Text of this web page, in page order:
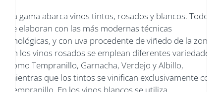
La gama abarca vinos tintos, rosados y blancos. Todos
se elaboran con las más modernas técnicas
enológicas, y con uva procedente de viñedo de la zona.
En los vinos rosados se emplean diferentes variedades
como Tempranillo, Garnacha, Verdejo y Albillo,
mientras que los tintos se vinifican exclusivamente con